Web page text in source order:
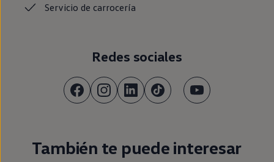
Servicio de carrocería
Redes sociales
También te puede interesar